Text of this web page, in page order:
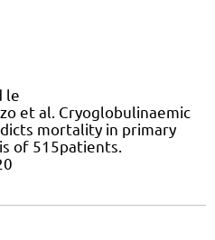
le
et al. Cryoglobulinaemic
mortality in primary
of 515patients.